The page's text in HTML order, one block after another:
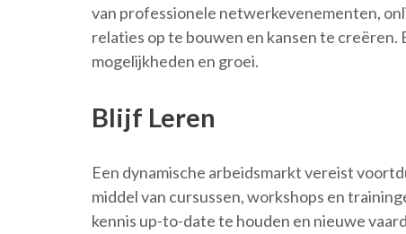
van professionele netwerkevenementen,
relaties op te bouwen en kansen te
mogelijkheden en groei.
Blijf Leren
Een dynamische arbeidsmarkt vereist
middel van cursussen, workshops en
kennis up-to-date te houden en nieuwe